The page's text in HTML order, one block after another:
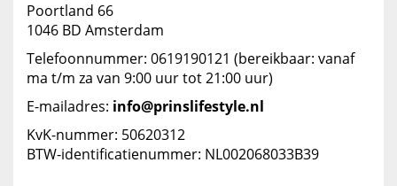
Poortland 66
1046 BD Amsterdam
Telefoonnummer: 0619190121 (bereikbaar: vanaf
ma t/m za van 9:00 uur tot 21:00 uur)
E-mailadres: info@prinslifestyle.nl
KvK-nummer: 50620312
BTW-identificatienummer: NL002068033B39